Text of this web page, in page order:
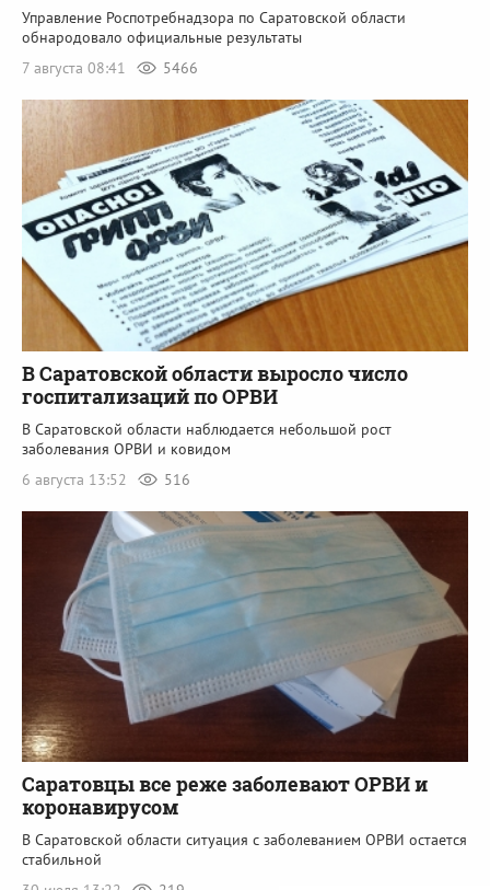
Управление Роспотребнадзора по Саратовской области
обнародовало официальные результаты
7 августа 08:41
5466
В Саратовской области выросло число
госпитализаций по ОРВИ
В Саратовской области наблюдается небольшой рост
заболевания ОРВИ и ковидом
6 августа 13:52
516
Саратовцы все реже заболевают ОРВИ и
коронавирусом
В Саратовской области ситуация с заболеванием ОРВИ остается
стабильной